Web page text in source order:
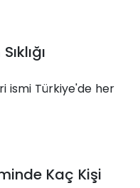
ismi Türkiye'de her
Kaç Kişi